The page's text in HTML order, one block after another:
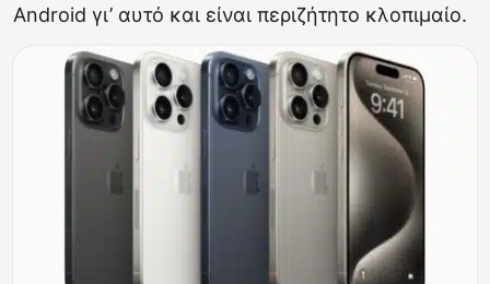
Android γι’ αυτό και είναι περιζήτητο κλοπιμαίο.